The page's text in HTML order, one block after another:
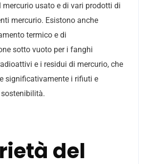
usato e di vari prodotti di
mercurio. Esistono anche
termico e di
sotto vuoto per i fanghi
e i residui di mercurio, che
significativamente i rifiuti e
del